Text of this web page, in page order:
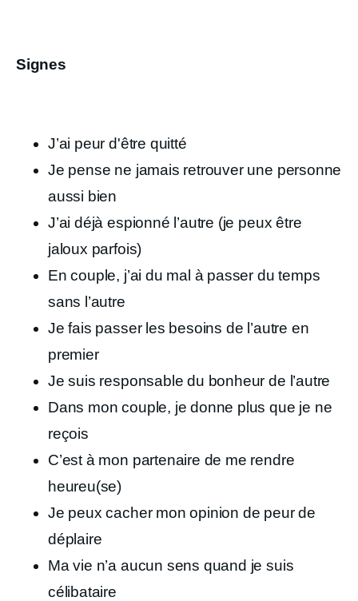
Signes
J’ai peur d'être quitté
Je pense ne jamais retrouver une personne
aussi bien
J’ai déjà espionné l’autre (je peux être
jaloux parfois)
En couple, j’ai du mal à passer du temps
sans l’autre
Je fais passer les besoins de l’autre en
premier
Je suis responsable du bonheur de l’autre
Dans mon couple, je donne plus que je ne
reçois
C’est à mon partenaire de me rendre
heureu(se)
Je peux cacher mon opinion de peur de
déplaire
Ma vie n’a aucun sens quand je suis
célibataire